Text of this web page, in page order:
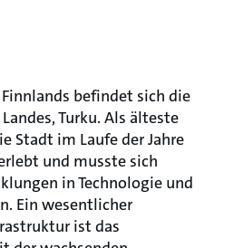
befindet sich die
Turku. Als älteste
Stadt im Laufe der Jahre
und musste sich
in Technologie und
Ein wesentlicher
ist das